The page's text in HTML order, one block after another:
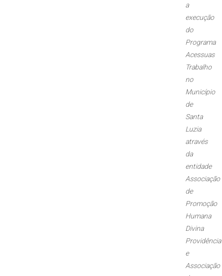
a
execução
do
Programa
Acessuas
Trabalho
no
Município
de
Santa
Luzia
através
da
entidade
Associação
de
Promoção
Humana
Divina
Providência
e
Associação